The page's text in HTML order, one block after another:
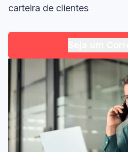
carteira de clientes